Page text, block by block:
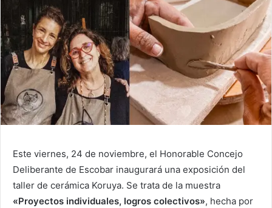
Este viernes, 24 de noviembre, el Honorable Concejo
Deliberante de Escobar inaugurará una exposición del
taller de cerámica Koruya. Se trata de la muestra
«Proyectos individuales, logros colectivos», hecha por